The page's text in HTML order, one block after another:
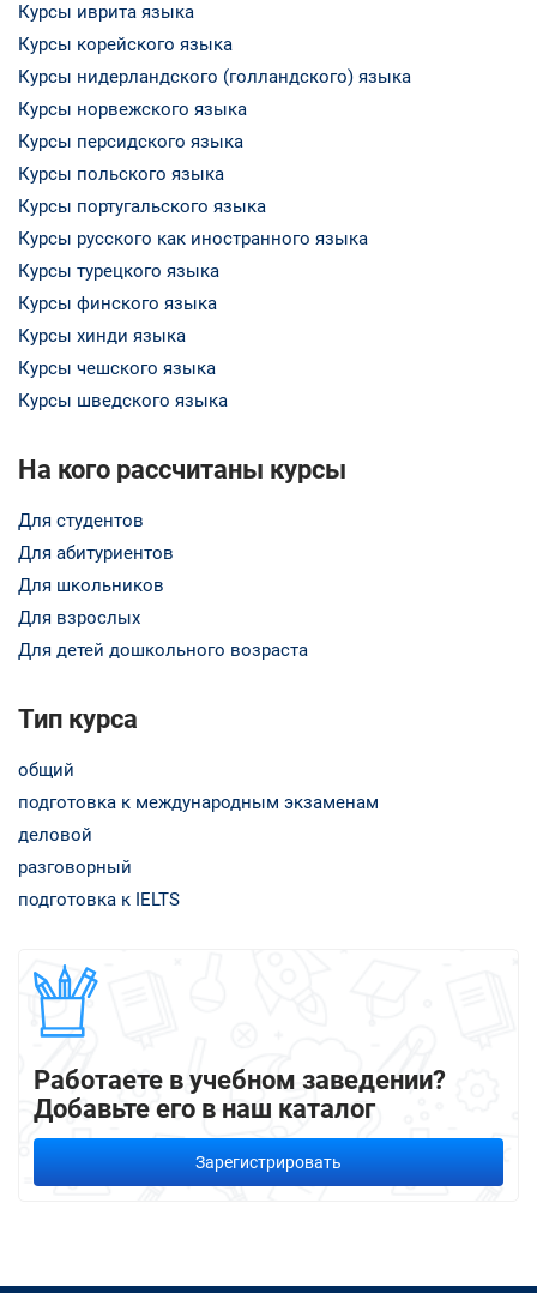
Курсы иврита языка
Курсы корейского языка
Курсы нидерландского (голландского) языка
Курсы норвежского языка
Курсы персидского языка
Курсы польского языка
Курсы португальского языка
Курсы русского как иностранного языка
Курсы турецкого языка
Курсы финского языка
Курсы хинди языка
Курсы чешского языка
Курсы шведского языка
На кого рассчитаны курсы
Для студентов
Для абитуриентов
Для школьников
Для взрослых
Для детей дошкольного возраста
Тип курса
общий
подготовка к международным экзаменам
деловой
разговорный
подготовка к IELTS
Работаете в учебном заведении?
Добавьте его в наш каталог
Зарегистрировать